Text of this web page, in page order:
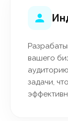
вашего
задачи,